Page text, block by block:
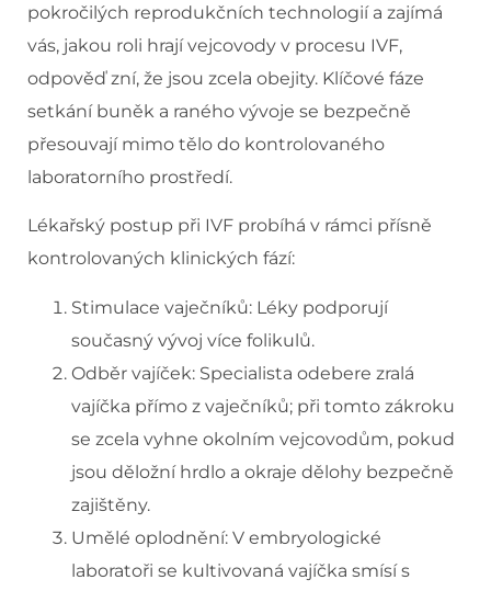
pokročilých reprodukčních technologií a zajímá
vás, jakou roli hrají vejcovody v procesu IVF,
odpověď zní, že jsou zcela obejity. Klíčové fáze
setkání buněk a raného vývoje se bezpečně
přesouvají mimo tělo do kontrolovaného
laboratorního prostředí.
Lékařský postup při IVF probíhá v rámci přísně
kontrolovaných klinických fází:
Stimulace vaječníků: Léky podporují
současný vývoj více folikulů.
Odběr vajíček: Specialista odebere zralá
vajíčka přímo z vaječníků; při tomto zákroku
se zcela vyhne okolním vejcovodům, pokud
jsou děložní hrdlo a okraje dělohy bezpečně
zajištěny.
Umělé oplodnění: V embryologické
laboratoři se kultivovaná vajíčka smísí s